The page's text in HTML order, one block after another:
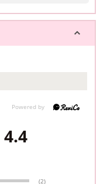
4.4
(2)